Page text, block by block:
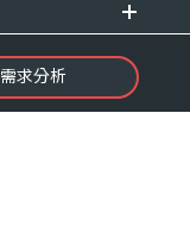
需求分析